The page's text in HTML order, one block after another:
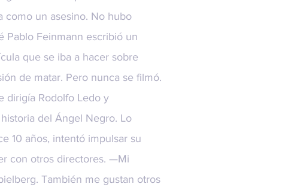
como un asesino. No hubo
Pablo Feinmann escribió un
que se iba a hacer sobre
de matar. Pero nunca se filmó.
dirigía Rodolfo Ledo y
del Ángel Negro. Lo
10 años, intentó impulsar su
con otros directores. —Mi
También me gustan otros